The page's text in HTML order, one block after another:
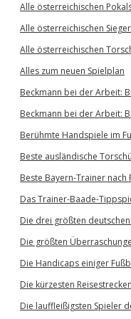
Alle österreichischen
Alle österreichischen
Alle österreichischen
Alles zum neuen Spielplan
Beckmann bei der Arbeit:
Beckmann bei der Arbeit:
Berühmte Handspiele im
Beste ausländische
Beste Bayern-Trainer
Das Trainer-Baade-
Die drei größten
Die größten
Die Handicaps einiger
Die kürzesten
Die lauffleißigsten Spieler